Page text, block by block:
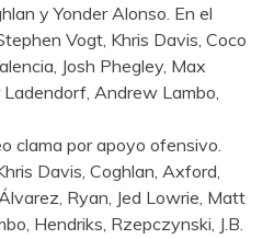
y Yonder Alonso. En el
Vogt, Khris Davis, Coco
Josh Phegley, Max
Ladendorf, Andrew Lambo,
clama por apoyo ofensivo.
Davis, Coghlan, Axford,
Ryan, Jed Lowrie, Matt
Hendriks, Rzepczynski, J.B.